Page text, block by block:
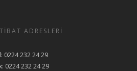
ADRESLERI
0224 232 24 29
0224 232 24 29